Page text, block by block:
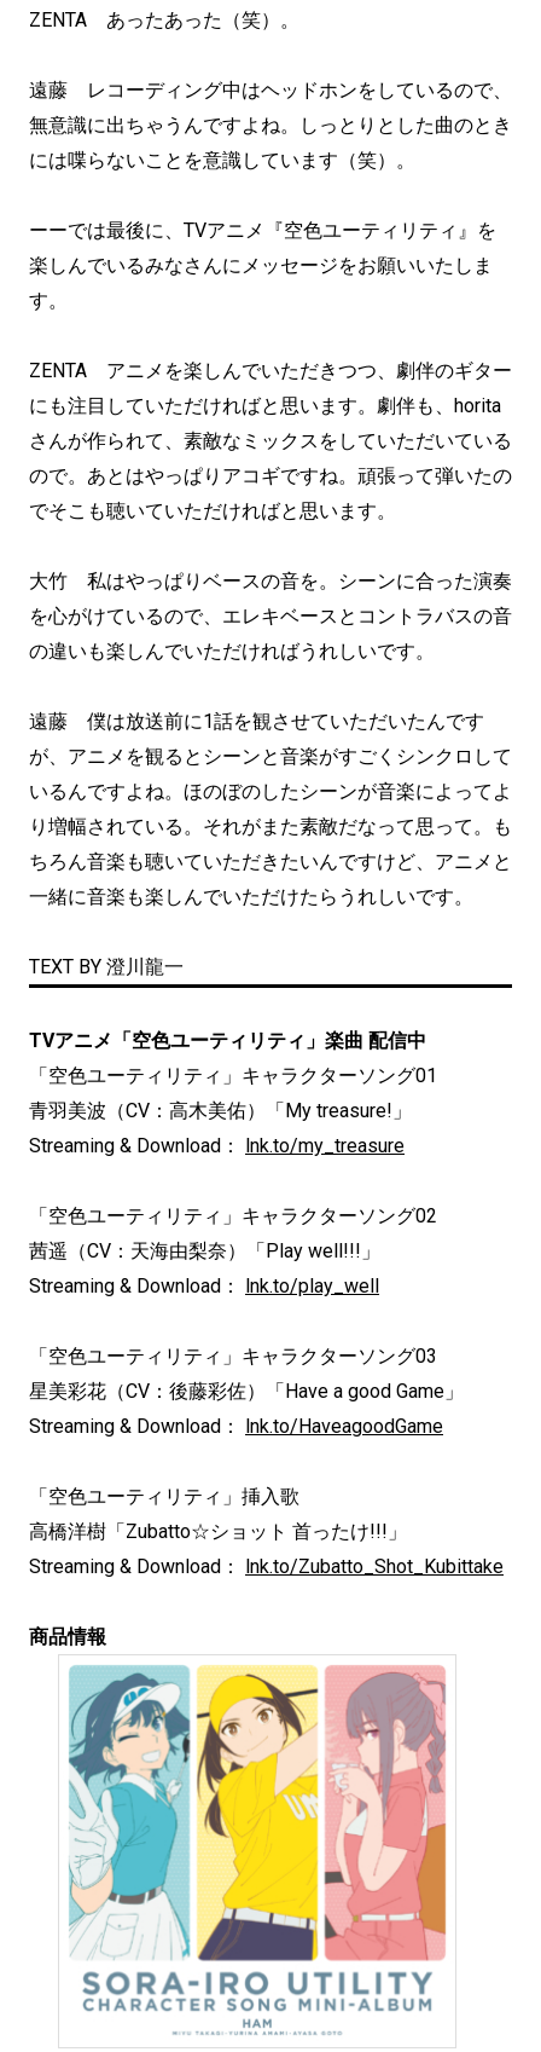
ZENTA あったあった（笑）。
遠藤 レコーディング中はヘッドホンをしているので、
無意識に出ちゃうんですよね。しっとりとした曲のとき
には喋らないことを意識しています（笑）。
ーーでは最後に、TVアニメ『空色ユーティリティ』を
楽しんでいるみなさんにメッセージをお願いいたしま
す。
ZENTA アニメを楽しんでいただきつつ、劇伴のギター
にも注目していただければと思います。劇伴も、horita
さんが作られて、素敵なミックスをしていただいている
ので。あとはやっぱりアコギですね。頑張って弾いたの
でそこも聴いていただければと思います。
大竹 私はやっぱりベースの音を。シーンに合った演奏
を心がけているので、エレキベースとコントラバスの音
の違いも楽しんでいただければうれしいです。
遠藤 僕は放送前に1話を観させていただいたんです
が、アニメを観るとシーンと音楽がすごくシンクロして
いるんですよね。ほのぼのしたシーンが音楽によってよ
り増幅されている。それがまた素敵だなって思って。も
ちろん音楽も聴いていただきたいんですけど、アニメと
一緒に音楽も楽しんでいただけたらうれしいです。
TEXT BY 澄川龍一
TVアニメ「空色ユーティリティ」楽曲 配信中
「空色ユーティリティ」キャラクターソング01
青羽美波（CV：高木美佑）「My treasure!」
Streaming & Download：
lnk.to/my_treasure
「空色ユーティリティ」キャラクターソング02
茜遥（CV：天海由梨奈）「Play well!!!」
Streaming & Download：
lnk.to/play_well
「空色ユーティリティ」キャラクターソング03
星美彩花（CV：後藤彩佐）「Have a good Game」
Streaming & Download：
lnk.to/HaveagoodGame
「空色ユーティリティ」挿入歌
高橋洋樹「Zubatto☆ショット 首ったけ!!!」
Streaming & Download：
lnk.to/Zubatto_Shot_Kubittake
商品情報